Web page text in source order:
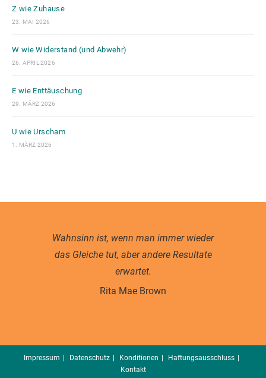
Z wie Zuhause
23. MAI 2026
W wie Widerstand (und Abwehr)
26. APRIL 2026
E wie Enttäuschung
29. MÄRZ 2026
U wie Urscham
1. MÄRZ 2026
Wahnsinn ist, wenn man immer wieder
das Gleiche tut, aber andere Resultate
erwartet.
Rita Mae Brown
Impressum Datenschutz Konditionen
Haftungsausschluss
Kontakt